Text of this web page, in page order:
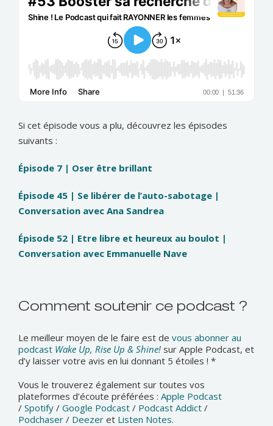
Si cet épisode vous a plu, découvrez les épisodes
suivants :
Épisode 7 | Oser être brillant
Épisode 45 | Se libérer de l’auto-sabotage |
Conversation avec Ana Sandrea
Épisode 52 | Etre libre et heureux au boulot |
Conversation avec Emmanuelle Nave
Comment soutenir ce podcast ?
Le meilleur moyen de le faire est de vous abonner au
podcast Wake Up, Rise Up & Shine! sur Apple Podcast, et
d’y laisser votre avis en lui donnant 5 étoiles ! *
Vous le trouverez également sur toutes vos
plateformes d’écoute préférées : Apple Podcast
/ Spotify / Google Podcast / Podcast Addict /
Podchaser / Deezer et Listen Notes.